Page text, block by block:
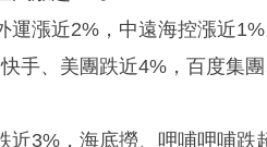
漲近2%，中遠海控漲近1%
手、美團跌近4%，百度集
3%，海底撈、呷哺呷哺跌